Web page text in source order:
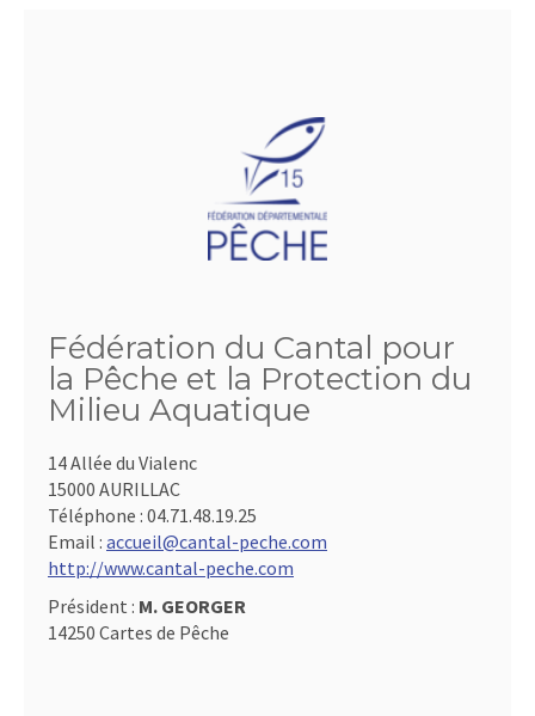
Fédération du Cantal pour
la Pêche et la Protection du
Milieu Aquatique
14 Allée du Vialenc
15000 AURILLAC
Téléphone : 04.71.48.19.25
Email : accueil@cantal-peche.com
http://www.cantal-peche.com
Président : M. GEORGER
14250 Cartes de Pêche